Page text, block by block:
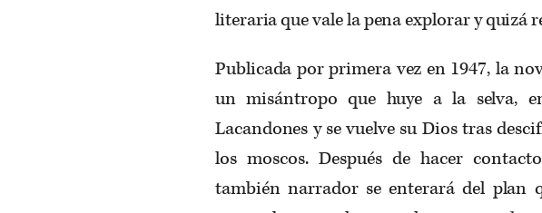
literaria que vale la pena explorar y quizá
Publicada por primera vez en 1947, la
un misántropo que huye a la selva,
Lacandones y se vuelve su Dios tras
los moscos. Después de hacer
también narrador se enterará del plan